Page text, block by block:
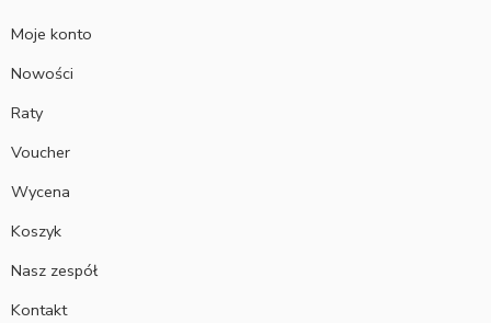
Moje konto
Nowości
Raty
Voucher
Wycena
Koszyk
Nasz zespół
Kontakt